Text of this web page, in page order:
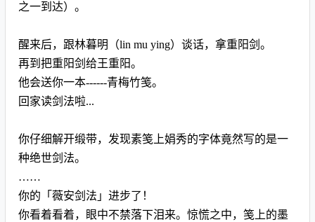
之一到达）。
醒来后，跟林暮明（lin mu ying）谈话，拿重阳剑。
再到把重阳剑给王重阳。
他会送你一本------青梅竹笺。
回家读剑法啦...
你仔细解开缎带，发现素笺上娟秀的字体竟然写的是一
种绝世剑法。
……
你的「薇安剑法」进步了！
你看着看着，眼中不禁落下泪来。惊慌之中，笺上的墨